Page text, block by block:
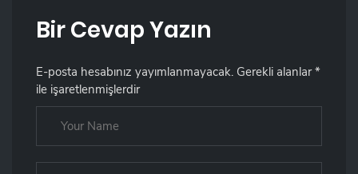
Bir Cevap Yazın
E-posta hesabınız yayımlanmayacak. Gerekli alanlar*
ile işaretlenmişlerdir